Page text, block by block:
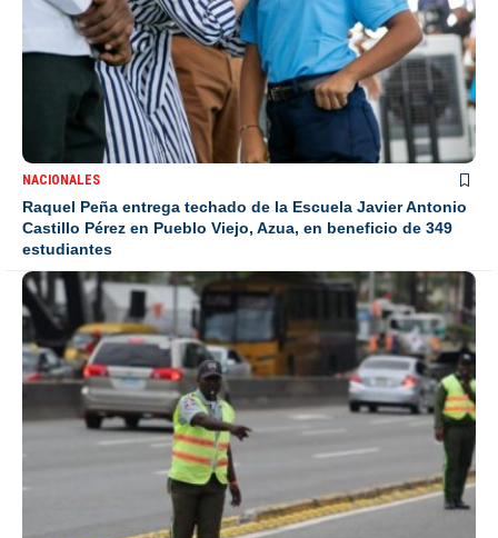
NACIONALES
Raquel Peña entrega techado de la Escuela Javier Antonio
Castillo Pérez en Pueblo Viejo, Azua, en beneficio de 349
estudiantes